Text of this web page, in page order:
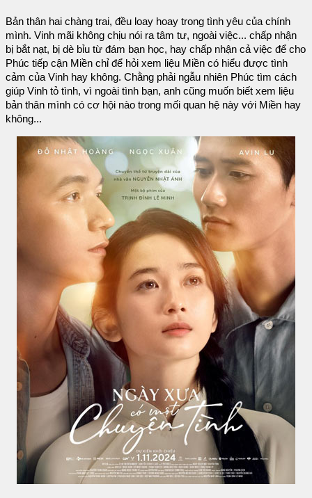
Bản thân hai chàng trai, đều loay hoay trong tình yêu của chính
mình. Vinh mãi không chịu nói ra tâm tư, ngoài việc... chấp nhận
bị bắt nạt, bị dè bỉu từ đám bạn học, hay chấp nhận cả việc để cho
Phúc tiếp cận Miền chỉ để hỏi xem liệu Miền có hiểu được tình
cảm của Vinh hay không. Chằng phải ngẫu nhiên Phúc tìm cách
giúp Vinh tỏ tình, vì ngoài tình bạn, anh cũng muốn biết xem liệu
bản thân mình có cơ hội nào trong mối quan hệ này với Miền hay
không...